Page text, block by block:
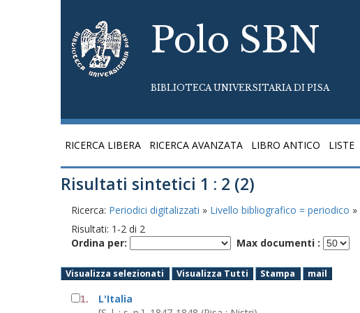
Polo SBN
BIBLIOTECA UNIVERSITARIA DI PISA
RICERCA LIBERA RICERCA AVANZATA LIBRO ANTICO LISTE
Risultati sintetici 1 : 2 (2)
Ricerca: Periodici digitalizzati » Livello bibliografico = periodico »
Risultati: 1 -2 di 2
Ordina per:
Max documenti :
Visualizza selezionati Visualizza Tutti Stampa mail
1.
L'Italia